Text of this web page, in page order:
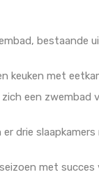
bestaande
keuken met
een zwembad
drie
met succes